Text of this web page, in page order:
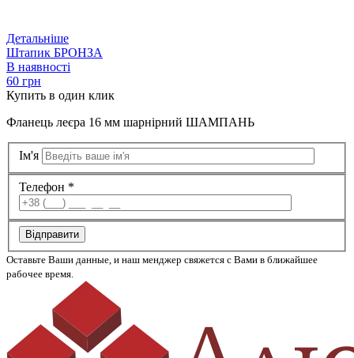
Детальніше
Штапик БРОНЗА
В наявності
60 грн
Купить в один клик
Фланець леєра 16 мм шарнірний ШАМПАНЬ
Ім'я
Телефон *
Відправити
Оставьте Ваши данные, и наш менджер свяжется с Вами в ближайшее
рабочее время.